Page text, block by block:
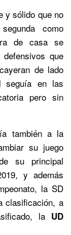
y sólido que no
como
de casa se
que
de lado
seguía en las
pero sin
también a la
su juego
su principal
y además
la SD
clasificación, a
la UD